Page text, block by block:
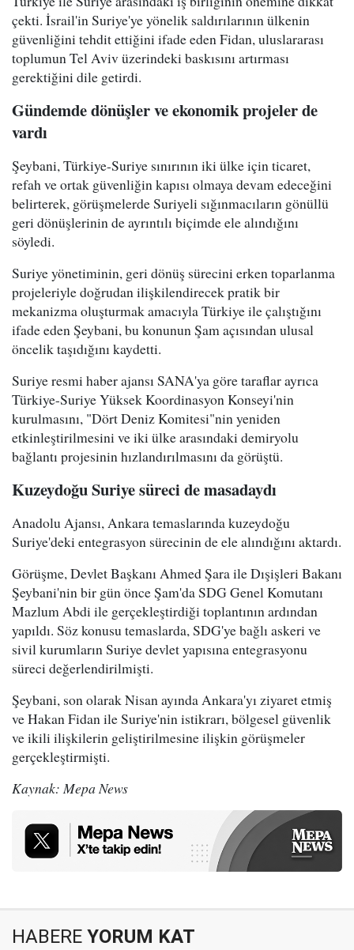
çekti. İsrail'in Suriye'ye yönelik saldırılarının ülkenin
güvenliğini tehdit ettiğini ifade eden Fidan, uluslararası
toplumun Tel Aviv üzerindeki baskısını artırması
gerektiğini dile getirdi.
Gündemde dönüşler ve ekonomik projeler de
vardı
Şeybani, Türkiye-Suriye sınırının iki ülke için ticaret,
refah ve ortak güvenliğin kapısı olmaya devam edeceğini
belirterek, görüşmelerde Suriyeli sığınmacıların gönüllü
geri dönüşlerinin de ayrıntılı biçimde ele alındığını
söyledi.
Suriye yönetiminin, geri dönüş sürecini erken toparlanma
projeleriyle doğrudan ilişkilendirecek pratik bir
mekanizma oluşturmak amacıyla Türkiye ile çalıştığını
ifade eden Şeybani, bu konunun Şam açısından ulusal
öncelik taşıdığını kaydetti.
Suriye resmi haber ajansı SANA'ya göre taraflar ayrıca
Türkiye-Suriye Yüksek Koordinasyon Konseyi'nin
kurulmasını, "Dört Deniz Komitesi"nin yeniden
etkinleştirilmesini ve iki ülke arasındaki demiryolu
bağlantı projesinin hızlandırılmasını da görüştü.
Kuzeydoğu Suriye süreci de masadaydı
Anadolu Ajansı, Ankara temaslarında kuzeydoğu
Suriye'deki entegrasyon sürecinin de ele alındığını aktardı.
Görüşme, Devlet Başkanı Ahmed Şara ile Dışişleri Bakanı
Şeybani'nin bir gün önce Şam'da SDG Genel Komutanı
Mazlum Abdi ile gerçekleştirdiği toplantının ardından
yapıldı. Söz konusu temaslarda, SDG'ye bağlı askeri ve
sivil kurumların Suriye devlet yapısına entegrasyonu
süreci değerlendirilmişti.
Şeybani, son olarak Nisan ayında Ankara'yı ziyaret etmiş
ve Hakan Fidan ile Suriye'nin istikrarı, bölgesel güvenlik
ve ikili ilişkilerin geliştirilmesine ilişkin görüşmeler
gerçekleştirmişti.
Kaynak: Mepa News
HABERE YORUM KAT